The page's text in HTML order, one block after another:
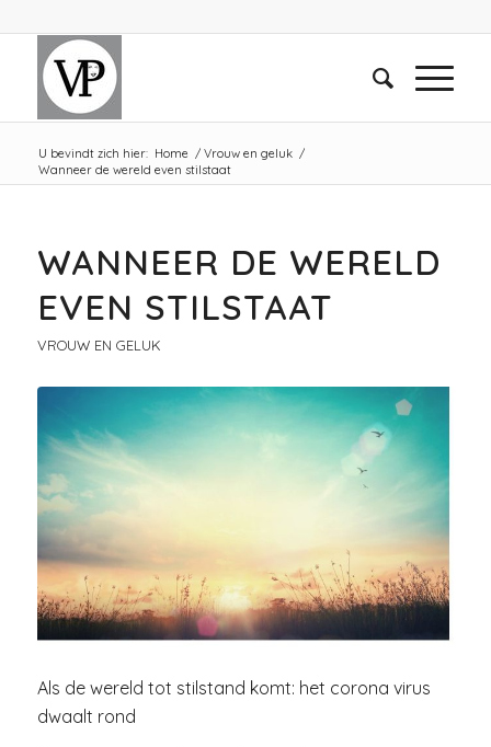
U bevindt zich hier: Home / Vrouw en geluk /
Wanneer de wereld even stilstaat
WANNEER DE WERELD
EVEN STILSTAAT
VROUW EN GELUK
Als de wereld tot stilstand komt: het corona virus
dwaalt rond